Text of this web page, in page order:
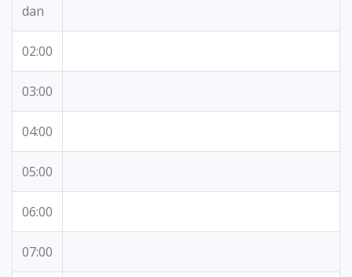
dan
02:00
03:00
04:00
05:00
06:00
07:00